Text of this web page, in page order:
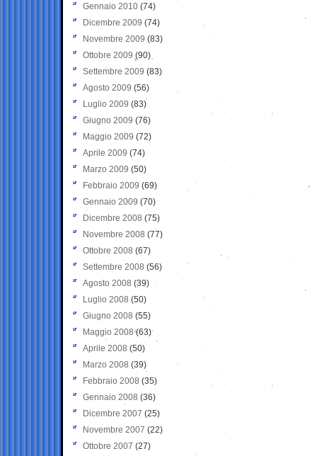
Gennaio 2010 (74)
Dicembre 2009 (74)
Novembre 2009 (83)
Ottobre 2009 (90)
Settembre 2009 (83)
Agosto 2009 (56)
Luglio 2009 (83)
Giugno 2009 (76)
Maggio 2009 (72)
Aprile 2009 (74)
Marzo 2009 (50)
Febbraio 2009 (69)
Gennaio 2009 (70)
Dicembre 2008 (75)
Novembre 2008 (77)
Ottobre 2008 (67)
Settembre 2008 (56)
Agosto 2008 (39)
Luglio 2008 (50)
Giugno 2008 (55)
Maggio 2008(63)
Aprile 2008 (50)
Marzo 2008 (39)
Febbraio 2008 (35)
Gennaio 2008 (36)
Dicembre 2007 (25)
Novembre 2007 (22)
Ottobre 2007 (27)